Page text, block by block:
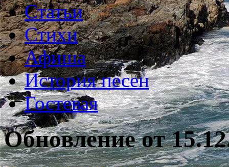
Статьи
Стихи
Афиша
История песен
Гостевая
Обновление от